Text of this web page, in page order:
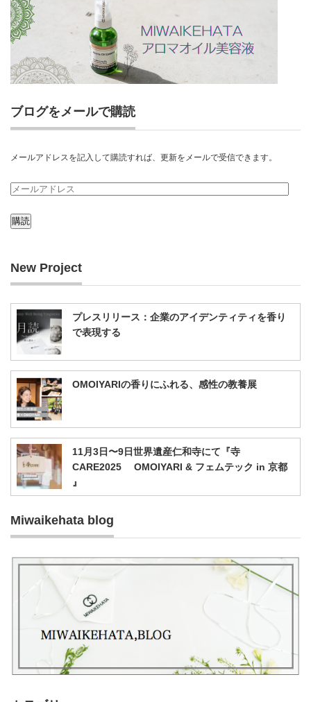
ブログをメールで購読
メールアドレスを記入して購読すれば、更新をメールで受信できます。
メ
ル
ド
レ
ス
New Project
プレスリリース：企業のアイデンティティを香り
で表現する
OMOIYARIの香りにふれる、感性の教養展
11月3日〜9日世界遺産仁和寺にて『寺
CARE2025 OMOIYARI & フェムテック in 京都
』
Miwaikehata blog